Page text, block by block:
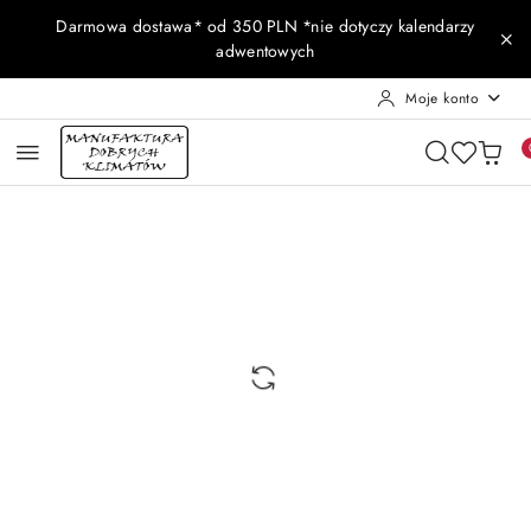
Przejdź do treści głównej
Przejdź do wyszukiwarki
Przejdź do moje konto
Przejdź do menu głównego
Przejdź do opisu produktu
Przejdź do stopki
Darmowa dostawa* od 350 PLN *nie dotyczy kalendarzy
adwentowych
Moje konto